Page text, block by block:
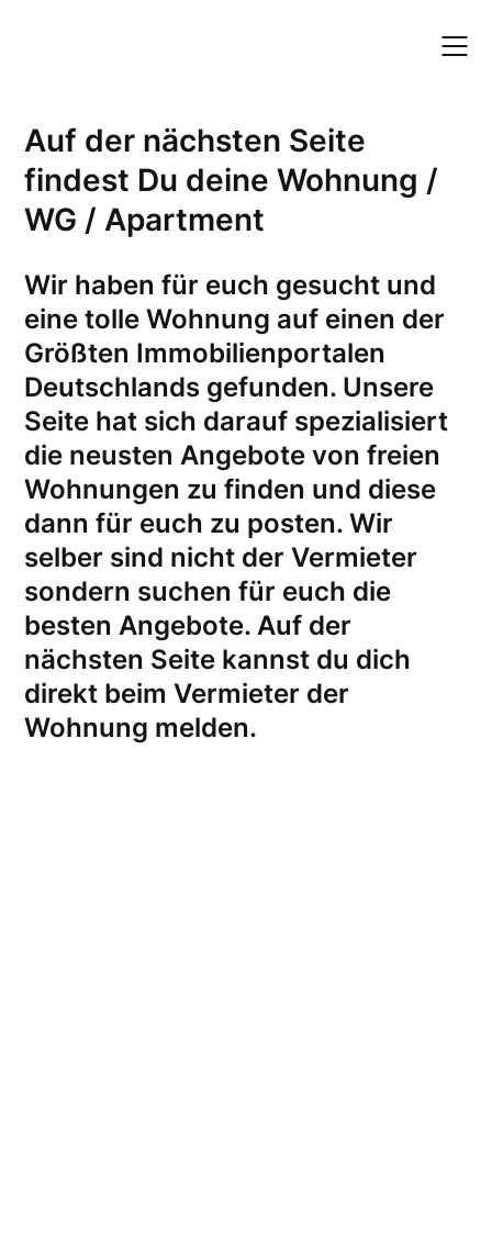
Auf der nächsten Seite
findest Du deine Wohnung /
WG / Apartment
Wir haben für euch gesucht und
eine tolle Wohnung auf einen der
Größten Immobilienportalen
Deutschlands gefunden. Unsere
Seite hat sich darauf spezialisiert
die neusten Angebote von freien
Wohnungen zu finden und diese
dann für euch zu posten. Wir
selber sind nicht der Vermieter
sondern suchen für euch die
besten Angebote. Auf der
nächsten Seite kannst du dich
direkt beim Vermieter der
Wohnung melden.